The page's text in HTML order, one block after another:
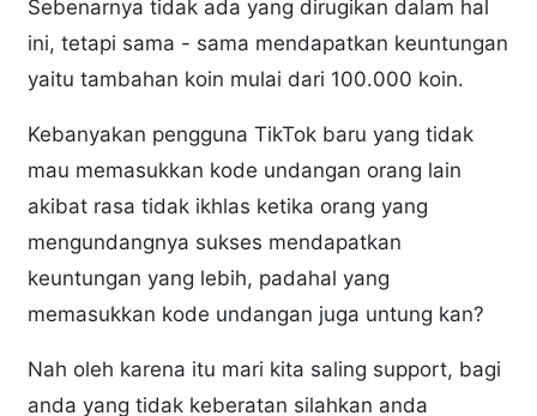
Sebenarnya tidak ada yang dirugikan dalam hal
ini, tetapi sama - sama mendapatkan keuntungan
yaitu tambahan koin mulai dari 100.000 koin.
Kebanyakan pengguna TikTok baru yang tidak
mau memasukkan kode undangan orang lain
akibat rasa tidak ikhlas ketika orang yang
mengundangnya sukses mendapatkan
keuntungan yang lebih, padahal yang
memasukkan kode undangan juga untung kan?
Nah oleh karena itu mari kita saling support, bagi
anda yang tidak keberatan silahkan anda